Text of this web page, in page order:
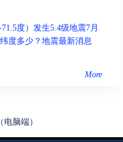
度）发生5.4级地震7月
度多少？地震最新消息
More
脑端）